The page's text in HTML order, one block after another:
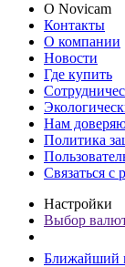
О Novicam
Контакты
О компании
Новости
Где купить
Нам
Политика
Связаться с
Настройки
Выбор
Ближайший